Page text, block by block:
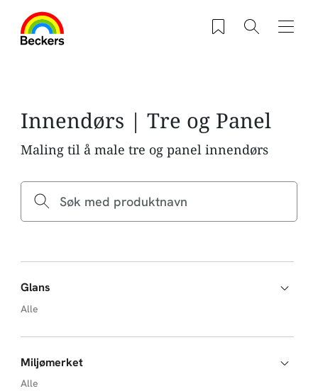
Saved products
Søk
Innendørs | Tre og Panel
Maling til å male tre og panel innendørs
Glans
Alle
Miljømerket
Alle